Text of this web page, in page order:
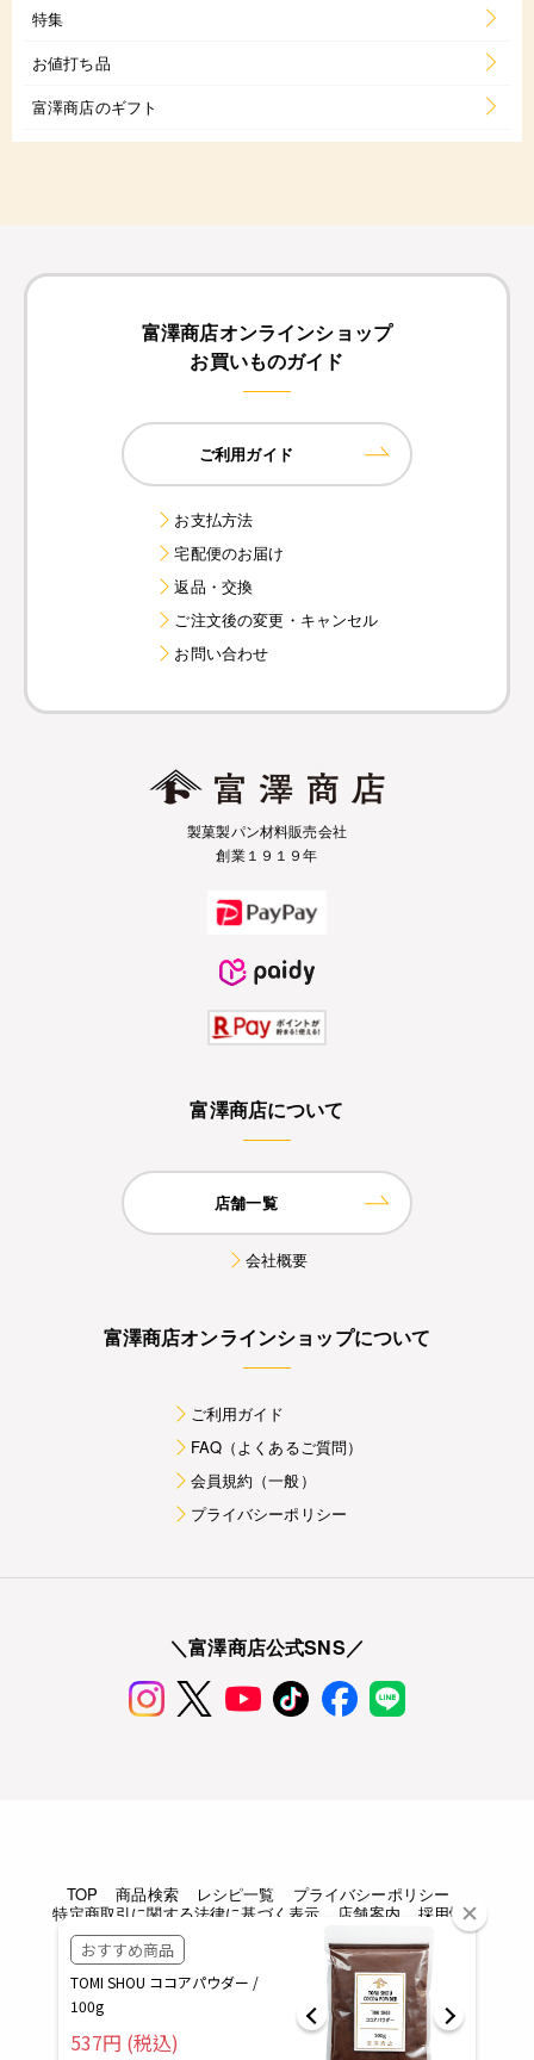
特集
お値打ち品
富澤商店のギフト
富澤商店オンラインショップ
お買いものガイド
ご利用ガイド
お支払方法
宅配便のお届け
返品・交換
ご注文後の変更・キャンセル
お問い合わせ
製菓製パン材料販売会社
創業１９１９年
富澤商店について
店舗一覧
会社概要
富澤商店オンラインショップについて
ご利用ガイド
FAQ（よくあるご質問）
会員規約（一般）
プライバシーポリシー
＼富澤商店公式SNS／
TOP 商品検索 レシピ一覧
プライバシーポリシー
特定商取引に関する法律に基づく表示
店舗案内 採用情報
Copyright © TOMIZAWA SHOUTEN All rights reserved.